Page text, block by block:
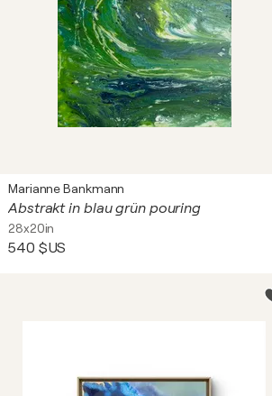
Marianne Bankmann
Abstrakt in blau grün pouring
28x20in
540 $US